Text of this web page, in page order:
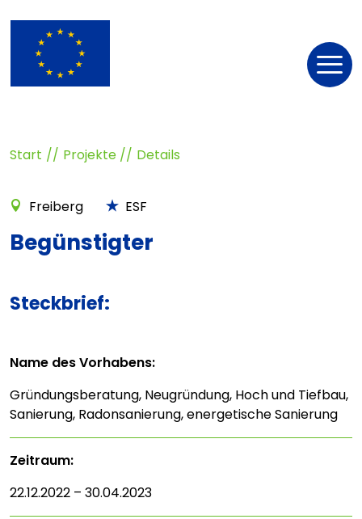
Start Projekte Details
Freiberg ESF
Begünstigter
Steckbrief:
Name des Vorhabens:
Gründungsberatung, Neugründung, Hoch und Tiefbau,
Sanierung, Radonsanierung, energetische Sanierung
Zeitraum:
22.12.2022 – 30.04.2023